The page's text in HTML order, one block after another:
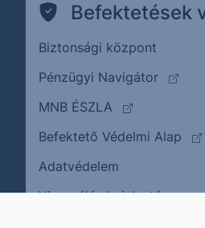
Befektetések
Biztonsági központ
Pénzügyi Navigátor
(külső
MNB ÉSZLA
(külső oldalra
Befektető Védelmi Alap
Adatvédelem
Visszaélés bejelentése